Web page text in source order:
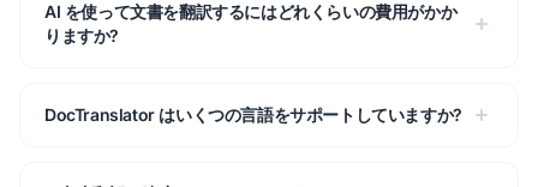
AI を使って文書を翻訳するにはどれくらいの費用がかか
りますか?
DocTranslator はいくつの言語をサポートしていますか?